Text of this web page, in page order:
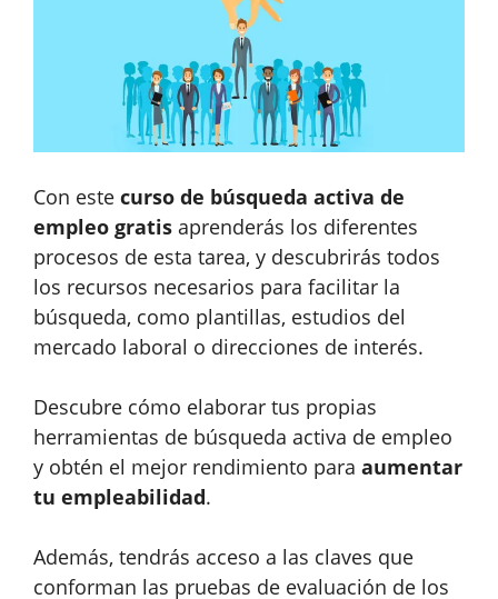
Con este curso de búsqueda activa de
empleo gratis aprenderás los diferentes
procesos de esta tarea, y descubrirás todos
los recursos necesarios para facilitar la
búsqueda, como plantillas, estudios del
mercado laboral o direcciones de interés.
Descubre cómo elaborar tus propias
herramientas de búsqueda activa de empleo
y obtén el mejor rendimiento para aumentar
tu empleabilidad.
Además, tendrás acceso a las claves que
conforman las pruebas de evaluación de los